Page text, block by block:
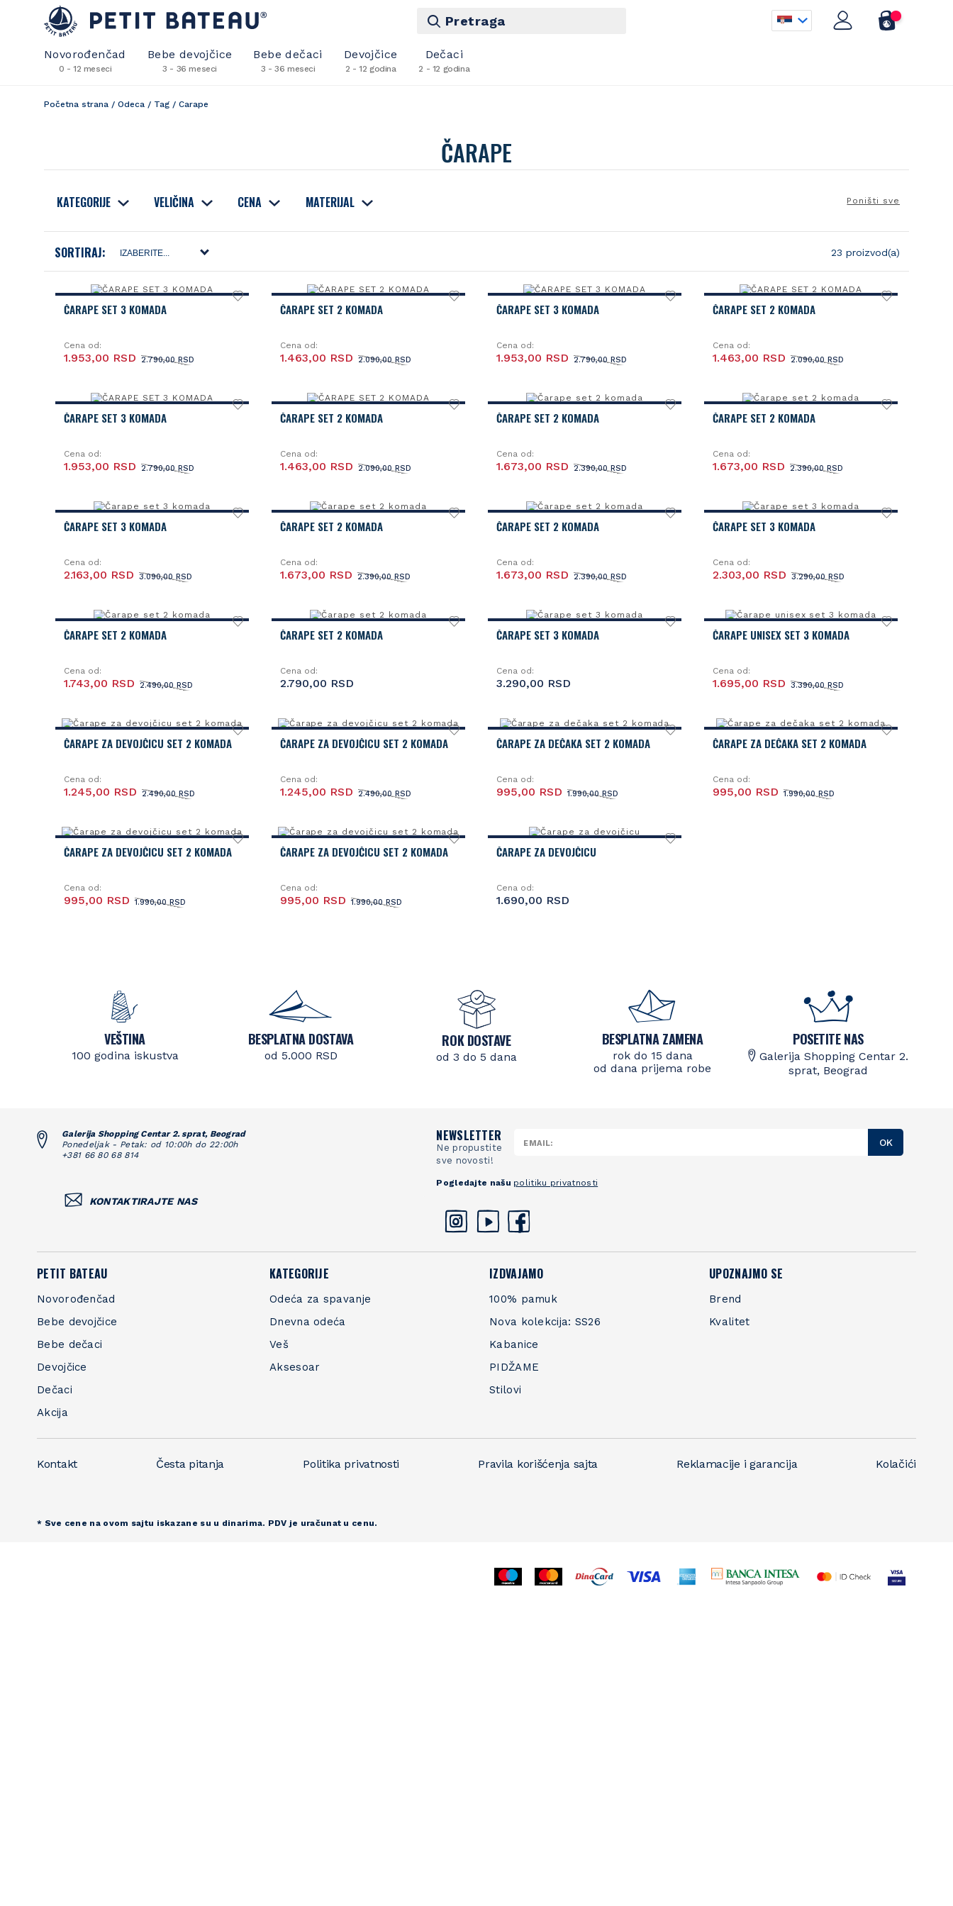
Pretraga
Novorođenčad
0 - 12 meseci
Bebe devojčice
3 - 36 meseci
Bebe dečaci
3 - 36 meseci
Devojčice
2 - 12 godina
Dečaci
2 - 12 godina
Početna strana / Odeca / Tag / Carape
ČARAPE
KATEGORIJE VELIČINA CENA MATERIJAL Poništi sve
SORTIRAJ: 23 proizvod(a)
ČARAPE SET 3 KOMADA
Cena od:
2.790,00 RSD
1.953,00 RSD
ČARAPE SET 2 KOMADA
Cena od:
2.090,00 RSD
1.463,00 RSD
ČARAPE SET 3 KOMADA
Cena od:
2.790,00 RSD
1.953,00 RSD
ČARAPE SET 2 KOMADA
Cena od:
2.090,00 RSD
1.463,00 RSD
ČARAPE SET 3 KOMADA
Cena od:
2.790,00 RSD
1.953,00 RSD
ČARAPE SET 2 KOMADA
Cena od:
2.090,00 RSD
1.463,00 RSD
ČARAPE SET 2 KOMADA
Cena od:
2.390,00 RSD
1.673,00 RSD
ČARAPE SET 2 KOMADA
Cena od:
2.390,00 RSD
1.673,00 RSD
ČARAPE SET 3 KOMADA
Cena od:
3.090,00 RSD
2.163,00 RSD
ČARAPE SET 2 KOMADA
Cena od:
2.390,00 RSD
1.673,00 RSD
ČARAPE SET 2 KOMADA
Cena od:
2.390,00 RSD
1.673,00 RSD
ČARAPE SET 3 KOMADA
Cena od:
3.290,00 RSD
2.303,00 RSD
ČARAPE SET 2 KOMADA
Cena od:
2.490,00 RSD
1.743,00 RSD
ČARAPE SET 2 KOMADA
Cena od:
2.790,00 RSD
ČARAPE SET 3 KOMADA
Cena od:
3.290,00 RSD
ČARAPE UNISEX SET 3 KOMADA
Cena od:
3.390,00 RSD
1.695,00 RSD
ČARAPE ZA DEVOJČICU SET 2 KOMADA
Cena od:
2.490,00 RSD
1.245,00 RSD
ČARAPE ZA DEVOJČICU SET 2 KOMADA
Cena od:
2.490,00 RSD
1.245,00 RSD
ČARAPE ZA DEČAKA SET 2 KOMADA
Cena od:
1.990,00 RSD
995,00 RSD
ČARAPE ZA DEČAKA SET 2 KOMADA
Cena od:
1.990,00 RSD
995,00 RSD
ČARAPE ZA DEVOJČICU SET 2 KOMADA
Cena od:
1.990,00 RSD
995,00 RSD
ČARAPE ZA DEVOJČICU SET 2 KOMADA
Cena od:
1.990,00 RSD
995,00 RSD
ČARAPE ZA DEVOJČICU
Cena od:
1.690,00 RSD
VEŠTINA
100 godina iskustva
BESPLATNA DOSTAVA
od 5.000 RSD
ROK DOSTAVE
od 3 do 5 dana
BESPLATNA ZAMENA
rok do 15 dana
od dana prijema robe
POSETITE NAS
Galerija Shopping Centar 2.
sprat, Beograd
Galerija Shopping Centar 2. sprat, Beograd
Ponedeljak - Petak: od 10:00h do 22:00h
+381 66 80 68 814
KONTAKTIRAJTE NAS
NEWSLETTER
Ne propustite
sve novosti!
OK
Pogledajte našu politiku privatnosti
PETIT BATEAU
Novorođenčad
Bebe devojčice
Bebe dečaci
Devojčice
Dečaci
Akcija
KATEGORIJE
Odeća za spavanje
Dnevna odeća
Veš
Aksesoar
IZDVAJAMO
100% pamuk
Nova kolekcija: SS26
Kabanice
PIDŽAME
Stilovi
UPOZNAJMO SE
Brend
Kvalitet
Kontakt Česta pitanja Politika privatnosti Pravila korišćenja sajta Reklamacije i garancija Kolačići
* Sve cene na ovom sajtu iskazane su u dinarima. PDV je uračunat u cenu.